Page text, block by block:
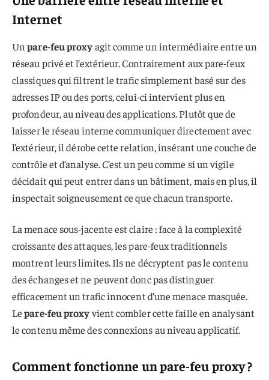
Internet
Unpare-feu proxyagit comme un intermédiaire entre un
réseau privé et l’extérieur. Contrairement aux pare-feux
classiques qui filtrent le trafic simplement basé sur des
adresses IP ou des ports, celui-ci intervient plus en
profondeur, au niveau des applications. Plutôt que de
laisser le réseau interne communiquer directement avec
l’extérieur, il dérobe cette relation, insérant une couche de
contrôle et d’analyse. C’est un peu comme si un vigile
décidait qui peut entrer dans un bâtiment, mais en plus, il
inspectait soigneusement ce que chacun transporte.
La menace sous-jacente est claire : face à la complexité
croissante des attaques, les pare-feux traditionnels
montrent leurs limites. Ils ne décryptent pas le contenu
des échanges et ne peuvent donc pas distinguer
efficacement un trafic innocent d’une menace masquée.
Lepare-feu proxyvient combler cette faille en analysant
le contenu même des connexions au niveau applicatif.
Comment fonctionne un pare-feu proxy ?